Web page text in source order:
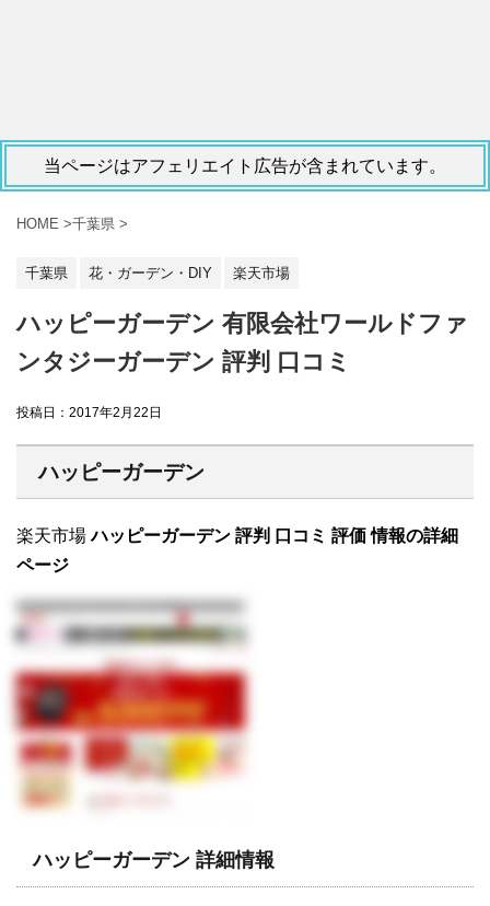
当ページはアフェリエイト広告が含まれています。
HOME >千葉県 >
千葉県 花・ガーデン・DIY 楽天市場
ハッピーガーデン 有限会社ワールドファ
ンタジーガーデン 評判 口コミ
投稿日： 2017年2月22日
ハッピーガーデン
楽天市場ハッピーガーデン 評判 口コミ 評価 情報の詳細
ページ
ハッピーガーデン 詳細情報